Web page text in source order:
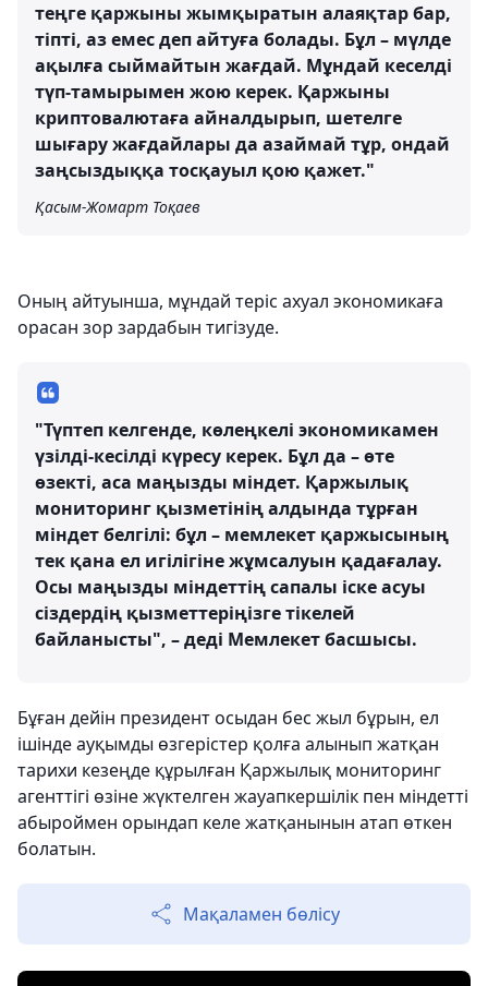
теңге қаржыны жымқыратын алаяқтар бар,
тіпті, аз емес деп айтуға болады. Бұл – мүлде
ақылға сыймайтын жағдай. Мұндай кеселді
түп-тамырымен жою керек. Қаржыны
криптовалютаға айналдырып, шетелге
шығару жағдайлары да азаймай тұр, ондай
заңсыздыққа тосқауыл қою қажет."
Қасым-Жомарт Тоқаев
Оның айтуынша, мұндай теріс ахуал экономикаға
орасан зор зардабын тигізуде.
"Түптеп келгенде, көлеңкелі экономикамен
үзілді-кесілді күресу керек. Бұл да – өте
өзекті, аса маңызды міндет. Қаржылық
мониторинг қызметінің алдында тұрған
міндет белгілі: бұл – мемлекет қаржысының
тек қана ел игілігіне жұмсалуын қадағалау.
Осы маңызды міндеттің сапалы іске асуы
сіздердің қызметтеріңізге тікелей
байланысты", – деді Мемлекет басшысы.
Бұған дейін президент осыдан бес жыл бұрын, ел
ішінде ауқымды өзгерістер қолға алынып жатқан
тарихи кезеңде құрылған Қаржылық мониторинг
агенттігі өзіне жүктелген жауапкершілік пен міндетті
абыроймен орындап келе жатқанынын атап өткен
болатын.
Мақаламен бөлісу